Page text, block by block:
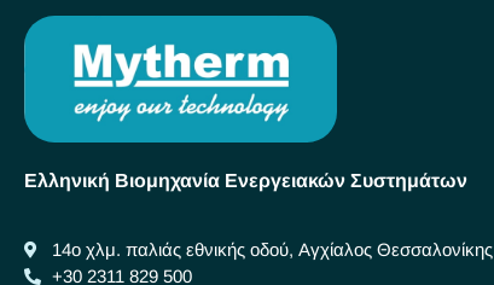
Ελληνική Βιομηχανία Ενεργειακών Συστημάτων
14ο χλμ. παλιάς εθνικής οδού, Αγχίαλος Θεσσαλονίκης
+30 2311 829 500